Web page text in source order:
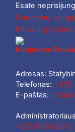
Esate
Duomenų
Persijungti į
Klaipėdos
Adresas:
Telefonas: +370
E-paštas:
+370 698 08815